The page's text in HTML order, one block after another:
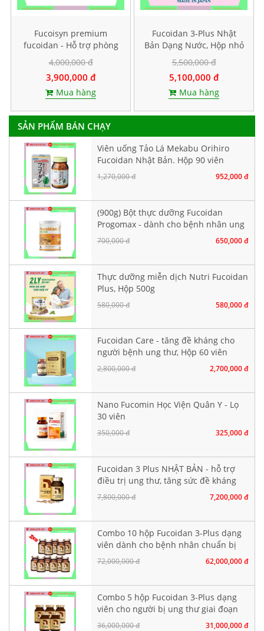
Fucoisyn premium
fucoidan - Hỗ trợ phòng
và điều trị ung thư, Hộp
60 viên
4,000,000 đ
3,900,000 đ
Mua hàng
Fucoidan 3-Plus Nhật
Bản Dạng Nước, Hộp nhỏ
10 gói
5,500,000 đ
5,100,000 đ
Mua hàng
SẢN PHẨM BÁN CHẠY
Viên uống Tảo Lá Mekabu Orihiro
Fucoidan Nhật Bản. Hộp 90 viên
1,270,000 đ 952,000 đ
(900g) Bột thực dưỡng Fucoidan
Progomax - dành cho bệnh nhân ung
thư
700,000 đ 650,000 đ
Thực dưỡng miễn dịch Nutri Fucoidan
Plus, Hộp 500g
580,000 đ 580,000 đ
Fucoidan Care - tăng đề kháng cho
người bệnh ung thư, Hộp 60 viên
nang cứng
2,800,000 đ 2,700,000 đ
Nano Fucomin Học Viện Quân Y - Lọ
30 viên
350,000 đ 325,000 đ
Fucoidan 3 Plus NHẬT BẢN - hỗ trợ
điều trị ung thư, tăng sức đề kháng
7,800,000 đ 7,200,000 đ
Combo 10 hộp Fucoidan 3-Plus dạng
viên dành cho bệnh nhân chuẩn bị
hoá xạ trị
72,000,000 đ 62,000,000 đ
Combo 5 hộp Fucoidan 3-Plus dạng
viên cho người bị ung thư giai đoạn
đầu
36,000,000 đ 31,000,000 đ